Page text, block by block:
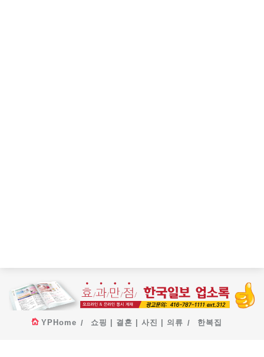
YPHome 쇼핑 | 결혼 | 사진 | 의류 한복집